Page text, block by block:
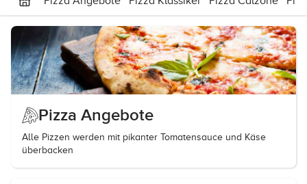
Pizza Angebote
Alle Pizzen werden mit pikanter Tomatensauce und Käse
überbacken